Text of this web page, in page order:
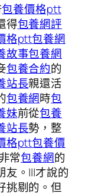
包養價格ptt
得包養網評
格ptt包養網
故事包養網
包養合約的
站長親還活
包養網時包
妹前從包養
站長勢，整
格ptt包養價
常包養網的
友。|||才說的
挑剔的。但